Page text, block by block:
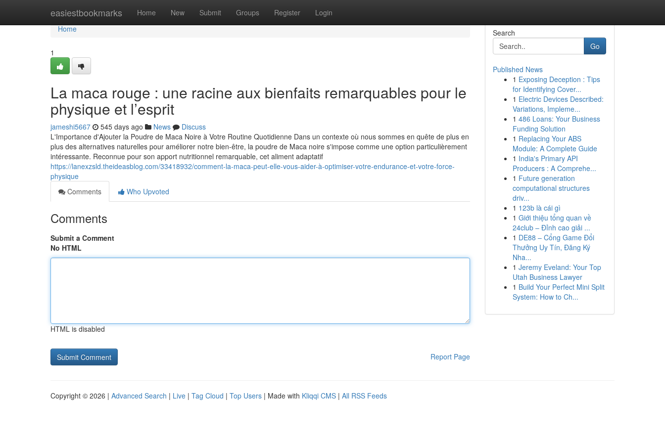
easiestbookmarks Home New Submit Groups Register Login
Home
Home
1
La maca rouge : une racine aux bienfaits remarquables pour le
physique et l’esprit
jameshi5667 545 days ago News
Discuss
L'Importance d'Ajouter la Poudre de Maca Noire à Votre Routine Quotidienne Dans un contexte où nous sommes en quête de plus en
plus des alternatives naturelles pour améliorer notre bien-être, la poudre de Maca noire s'impose comme une option particulièrement
intéressante. Reconnue pour son apport nutritionnel remarquable, cet aliment adaptatif
https://lanexzsld.theideasblog.com/33418932/comment-la-maca-peut-elle-vous-aider-à-optimiser-votre-endurance-et-votre-force-
physique
Comments
Who Upvoted
Comments
Submit a Comment
No HTML
HTML is disabled
Report Page
Search
Go
Published News
1 Exposing Deception : Tips
for Identifying Cover...
1 Electric Devices Described:
Variations, Impleme...
1 486 Loans: Your Business
Funding Solution
1 Replacing Your ABS
Module: A Complete Guide
1 India's Primary API
Producers : A Comprehe...
1 Future generation
computational structures
driv...
1 123b là cái gì
1 Giới thiệu tổng quan về
24club – Đỉnh cao giải ...
1 DE88 – Cổng Game Đổi
Thưởng Uy Tín, Đăng Ký
Nha...
1 Jeremy Eveland: Your Top
Utah Business Lawyer
1 Build Your Perfect Mini Split
System: How to Ch...
Copyright © 2026 | Advanced Search | Live | Tag Cloud | Top Users | Made with Kliqqi CMS | All RSS Feeds